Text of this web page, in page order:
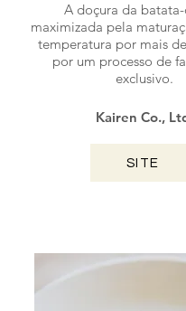
A doçura da
maximizada pela
temperatura por mais
por um processo de
exclusivo.
Kairen Co.,
SITE